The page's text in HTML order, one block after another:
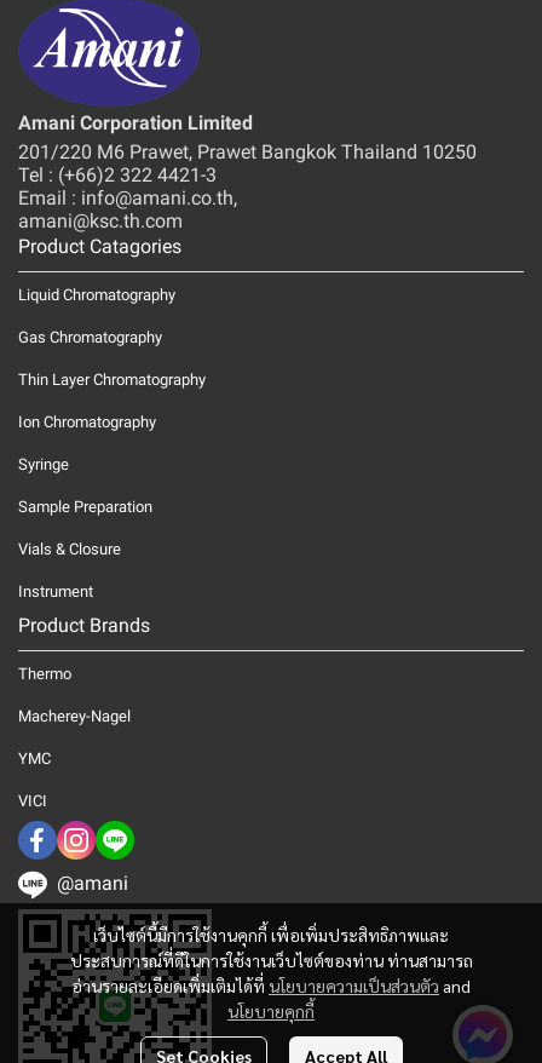
เว็บไซต์นี้มีการใช้งานคุกกี้ เพื่อเพิ่มประสิทธิภาพและ
ประสบการณ์ที่ดีในการใช้งานเว็บไซต์ของท่าน ท่านสามารถ
อ่านรายละเอียดเพิ่มเติมได้ที่ นโยบายความเป็นส่วนตัว and
นโยบายคุกกี้
Set Cookies Accept All
Amani Corporation Limited
201/220 M6 Prawet, Prawet Bangkok Thailand 10250
Tel : (+66)2 322 4421-3
Email : info@amani.co.th,
amani@ksc.th.com
Product Catagories
Liquid Chromatography
Gas Chromatography
Thin Layer Chromatography
Ion Chromatography
Syringe
Sample Preparation
Vials & Closure
Instrument
Product Brands
Thermo
Macherey-Nagel
YMC
VICI
@amani